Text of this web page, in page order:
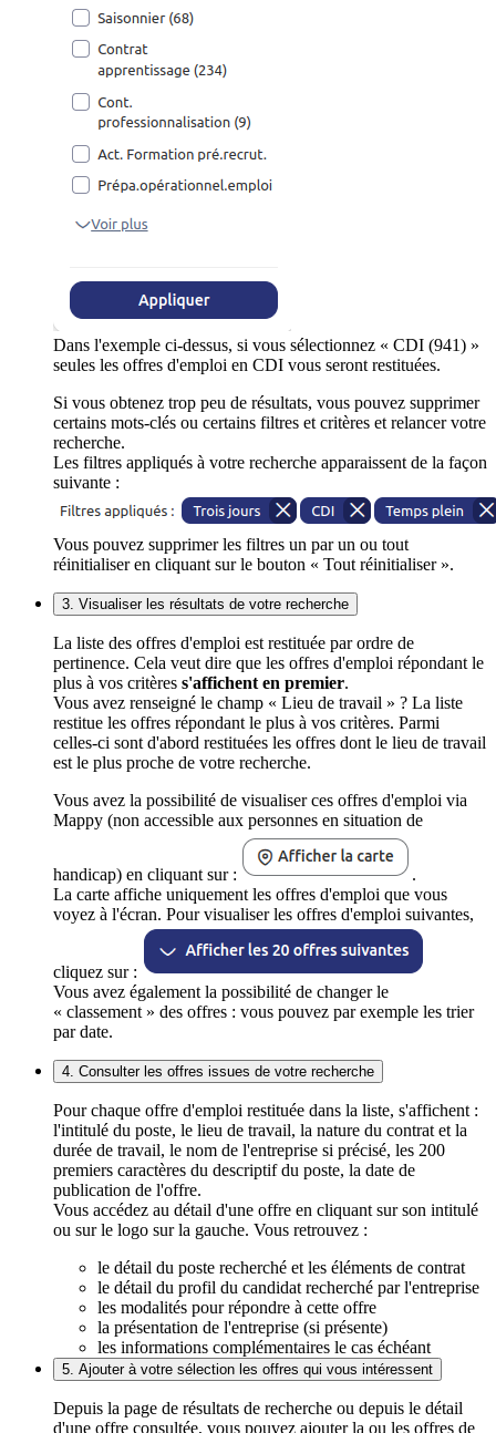
Dans l'exemple ci-dessus, si vous sélectionnez « CDI (941) »
seules les offres d'emploi en CDI vous seront restituées.
Si vous obtenez trop peu de résultats, vous pouvez supprimer
certains mots-clés ou certains filtres et critères et relancer votre
recherche.
Les filtres appliqués à votre recherche apparaissent de la façon
suivante :
Vous pouvez supprimer les filtres un par un ou tout
réinitialiser en cliquant sur le bouton « Tout réinitialiser ».
3. Visualiser les résultats de votre recherche
La liste des offres d'emploi est restituée par ordre de
pertinence. Cela veut dire que les offres d'emploi répondant le
plus à vos critères s'affichent en premier.
Vous avez renseigné le champ « Lieu de travail » ? La liste
restitue les offres répondant le plus à vos critères. Parmi
celles-ci sont d'abord restituées les offres dont le lieu de travail
est le plus proche de votre recherche.
Vous avez la possibilité de visualiser ces offres d'emploi via
Mappy (non accessible aux personnes en situation de
handicap) en cliquant sur :
.
La carte affiche uniquement les offres d'emploi que vous
voyez à l'écran. Pour visualiser les offres d'emploi suivantes,
cliquez sur :
Vous avez également la possibilité de changer le
« classement » des offres : vous pouvez par exemple les trier
par date.
4. Consulter les offres issues de votre recherche
Pour chaque offre d'emploi restituée dans la liste, s'affichent :
l'intitulé du poste, le lieu de travail, la nature du contrat et la
durée de travail, le nom de l'entreprise si précisé, les 200
premiers caractères du descriptif du poste, la date de
publication de l'offre.
Vous accédez au détail d'une offre en cliquant sur son intitulé
ou sur le logo sur la gauche. Vous retrouvez :
le détail du poste recherché et les éléments de contrat
le détail du profil du candidat recherché par l'entreprise
les modalités pour répondre à cette offre
la présentation de l'entreprise (si présente)
les informations complémentaires le cas échéant
5. Ajouter à votre sélection les offres qui vous intéressent
Depuis la page de résultats de recherche ou depuis le détail
d'une offre consultée, vous pouvez ajouter la ou les offres de